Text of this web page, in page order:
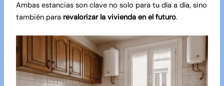
Ambas estancias son clave no solo para tu día a día, sino
también para revalorizar la vivienda en el futuro.